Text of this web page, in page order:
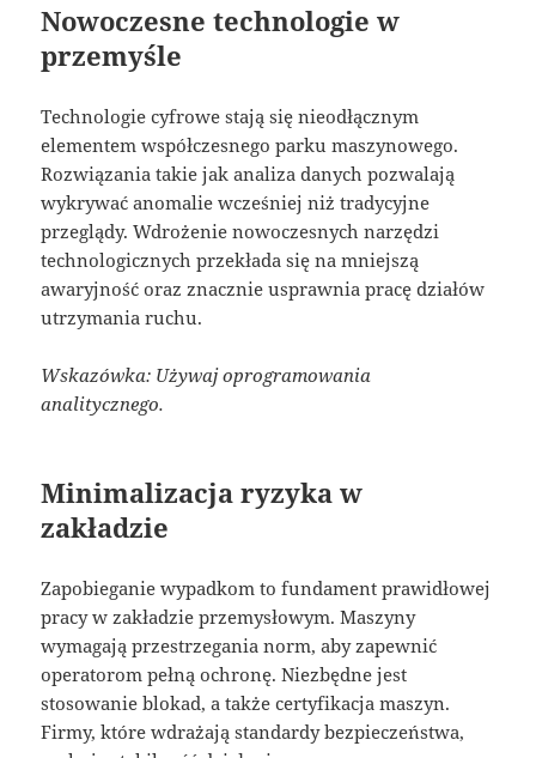
Nowoczesne technologie w
przemyśle
Technologie cyfrowe stają się nieodłącznym
elementem współczesnego parku maszynowego.
Rozwiązania takie jak analiza danych pozwalają
wykrywać anomalie wcześniej niż tradycyjne
przeglądy. Wdrożenie nowoczesnych narzędzi
technologicznych przekłada się na mniejszą
awaryjność oraz znacznie usprawnia pracę działów
utrzymania ruchu.
Wskazówka: Używaj oprogramowania
analitycznego.
Minimalizacja ryzyka w
zakładzie
Zapobieganie wypadkom to fundament prawidłowej
pracy w zakładzie przemysłowym. Maszyny
wymagają przestrzegania norm, aby zapewnić
operatorom pełną ochronę. Niezbędne jest
stosowanie blokad, a także certyfikacja maszyn.
Firmy, które wdrażają standardy bezpieczeństwa,